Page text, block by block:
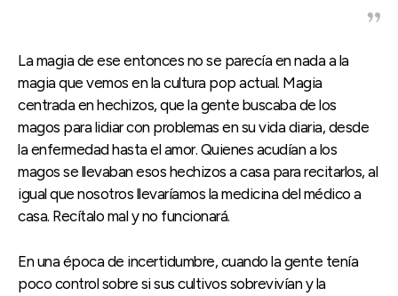
La magia de ese entonces no se parecía en nada a la
magia que vemos en la cultura pop actual. Magia
centrada en hechizos, que la gente buscaba de los
magos para lidiar con problemas en su vida diaria, desde
la enfermedad hasta el amor. Quienes acudían a los
magos se llevaban esos hechizos a casa para recitarlos, al
igual que nosotros llevaríamos la medicina del médico a
casa. Recítalo mal y no funcionará.
En una época de incertidumbre, cuando la gente tenía
poco control sobre si sus cultivos sobrevivían y la